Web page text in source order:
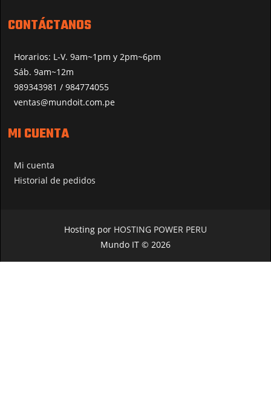
CONTÁCTANOS
Horarios: L-V. 9am~1pm y 2pm~6pm
Sáb. 9am~12m
989343981 / 984774055
ventas@mundoit.com.pe
MI CUENTA
Mi cuenta
Historial de pedidos
Hosting por HOSTING POWER PERU
Mundo IT © 2026